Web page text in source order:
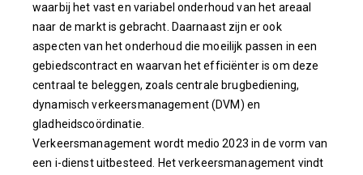
waarbij het vast en variabel onderhoud van het areaal
naar de markt is gebracht. Daarnaast zijn er ook
aspecten van het onderhoud die moeilijk passen in een
gebiedscontract en waarvan het efficiënter is om deze
centraal te beleggen, zoals centrale brugbediening,
dynamisch verkeersmanagement (DVM) en
gladheidscoördinatie.
Verkeersmanagement wordt medio 2023 in de vorm van
een i-dienst uitbesteed. Het verkeersmanagement vindt